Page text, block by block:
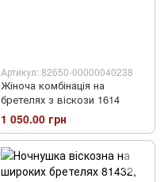
Артикул: 82650-00000040238
Жіноча комбінація на
бретелях з віскози 1614
1 050.00 грн